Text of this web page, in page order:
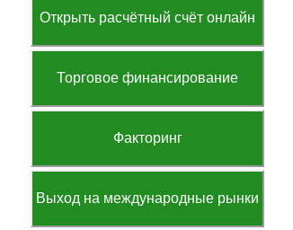
Открыть расчётный счёт онлайн
Торговое финансирование
Факторинг
Выход на международные рынки